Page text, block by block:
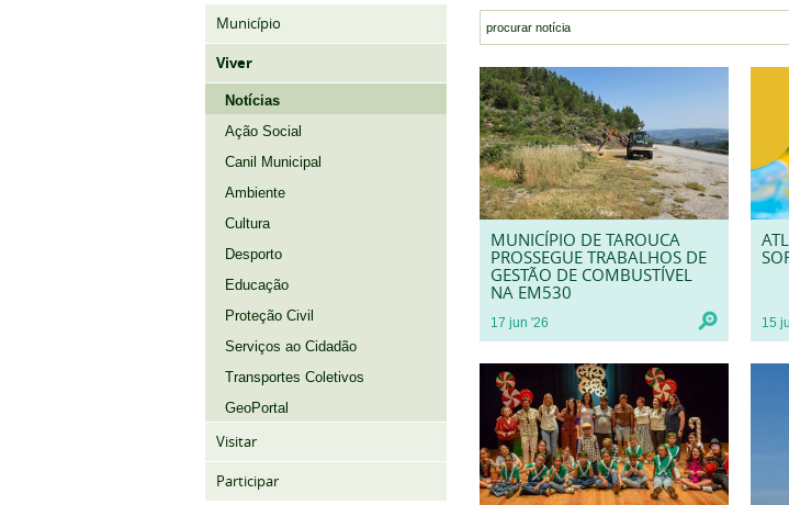
Município
Viver
Notícias
Ação Social
Canil Municipal
Ambiente
Cultura
Desporto
Educação
Proteção Civil
Serviços ao Cidadão
Transportes Coletivos
GeoPortal
Visitar
Participar
MUNICÍPIO DE TAROUCA
PROSSEGUE TRABALHOS DE
GESTÃO DE COMBUSTÍVEL
NA EM530
17 jun '26 15